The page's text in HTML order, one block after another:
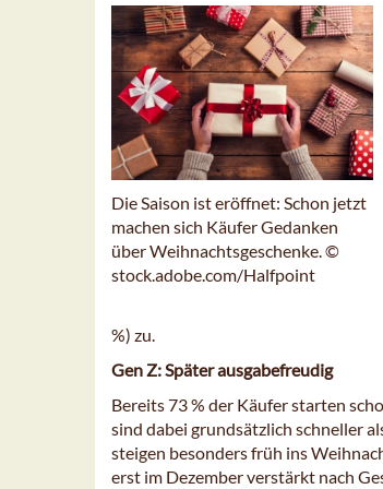
Die Saison ist eröffnet: Schon jetzt
machen sich Käufer Gedanken
über Weihnachtsgeschenke. ©
stock.adobe.com/Halfpoint
%) zu.
Gen Z: Später ausgabefreudig
Bereits 73 % der Käufer starten
sind dabei grundsätzlich schneller
steigen besonders früh ins
erst im Dezember verstärkt nach